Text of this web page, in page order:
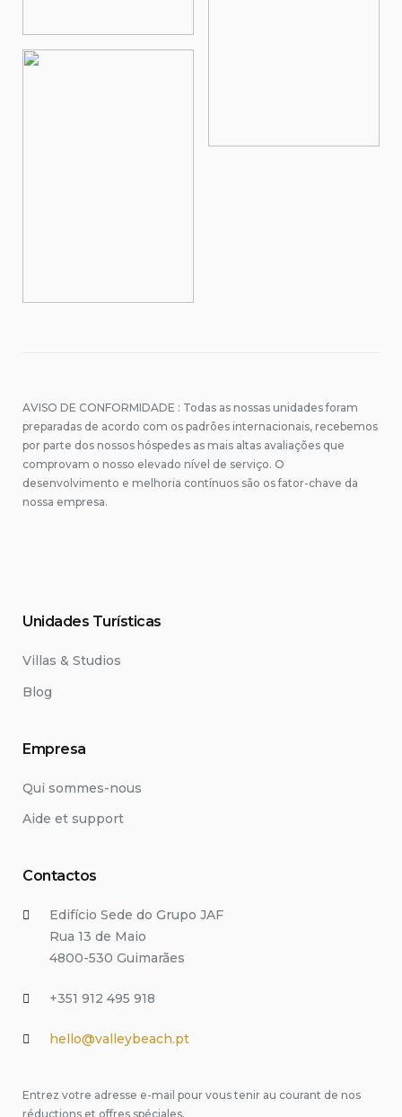
AVISO DE CONFORMIDADE : Todas as nossas unidades foram
preparadas de acordo com os padrões internacionais, recebemos
por parte dos nossos hóspedes as mais altas avaliações que
comprovam o nosso elevado nível de serviço. O
desenvolvimento e melhoria contínuos são os fator-chave da
nossa empresa.
Unidades Turísticas
Villas & Studios
Blog
Empresa
Qui sommes-nous
Aide et support
Contactos
Edifício Sede do Grupo JAF
Rua 13 de Maio
4800-530 Guimarães
+351 912 495 918
hello@valleybeach.pt
Entrez votre adresse e-mail pour vous tenir au courant de nos
réductions et offres spéciales.